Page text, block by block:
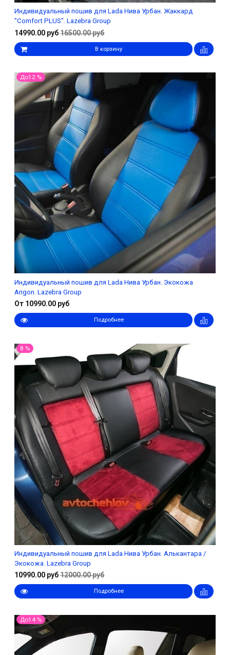
Индивидуальный пошив для Lada Нива Урбан. Жаккард
"Comfort PLUS". Lazebra Group
14990.00 руб16500.00 руб
В корзину
До12 %
Индивидуальный пошив для Lada Нива Урбан. Экокожа
Arigon. Lazebra Group
От 10990.00 руб
Подробнее
8 %
Индивидуальный пошив для Lada Нива Урбан. Алькантара /
Экокожа. Lazebra Group
10990.00 руб12000.00 руб
Подробнее
До14 %